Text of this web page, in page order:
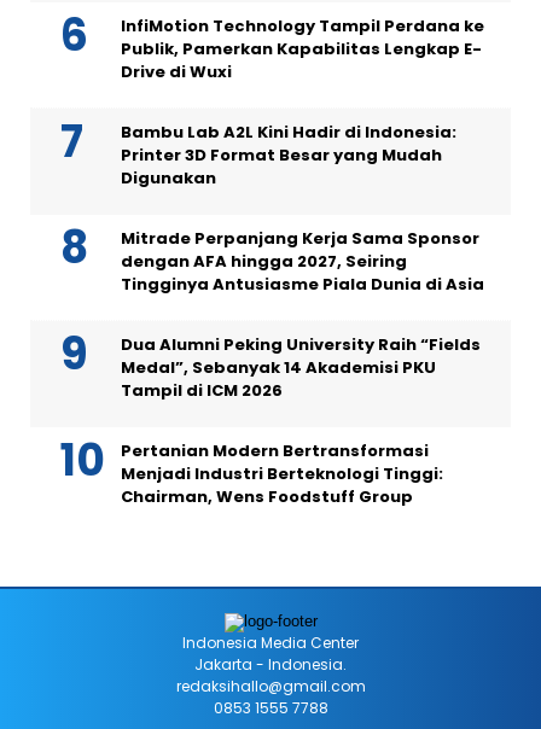
InfiMotion Technology Tampil Perdana ke
Publik, Pamerkan Kapabilitas Lengkap E-
Drive di Wuxi
Bambu Lab A2L Kini Hadir di Indonesia:
Printer 3D Format Besar yang Mudah
Digunakan
Mitrade Perpanjang Kerja Sama Sponsor
dengan AFA hingga 2027, Seiring
Tingginya Antusiasme Piala Dunia di Asia
Dua Alumni Peking University Raih “Fields
Medal”, Sebanyak 14 Akademisi PKU
Tampil di ICM 2026
Pertanian Modern Bertransformasi
Menjadi Industri Berteknologi Tinggi:
Chairman, Wens Foodstuff Group
Indonesia Media Center
Jakarta - Indonesia.
redaksihallo@gmail.com
0853 1555 7788